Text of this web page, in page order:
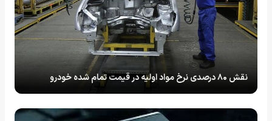
نقش ۸۰ درصدی نرخ مواد اولیه در قیمت تمام شده خودرو